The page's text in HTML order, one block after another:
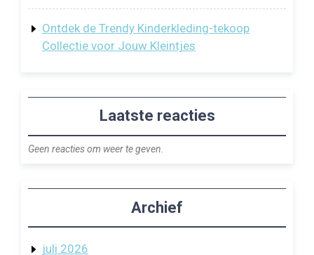
Ontdek de Trendy Kinderkleding-tekoop
Collectie voor Jouw Kleintjes
Laatste reacties
Geen reacties om weer te geven.
Archief
juli 2026